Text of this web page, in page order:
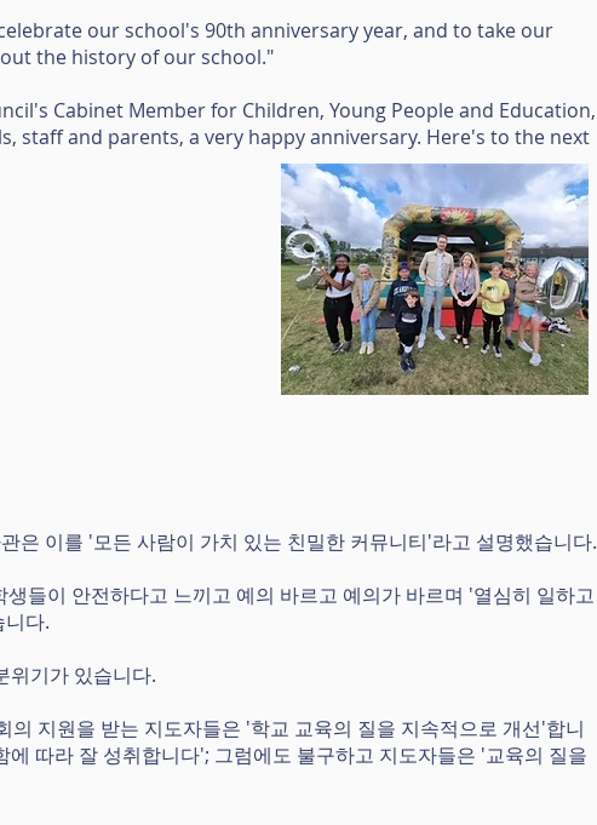
our school's 90th anniversary year, and to take our
the history of our school."
Cabinet Member for Children, Young People and Education,
staff and parents, a very happy anniversary. Here's to the next
이를 '모든 사람이 가치 있는 친밀한 커뮤니티'라고 설명했습니다.
들이 안전하다고 느끼고 예의 바르고 예의가 바르며 '열심히 일하고
다.
위기가 있습니다.
지원을 받는 지도자들은 '학교 교육의 질을 지속적으로 개선'합니
따라 잘 성취합니다'; 그럼에도 불구하고 지도자들은 '교육의 질을